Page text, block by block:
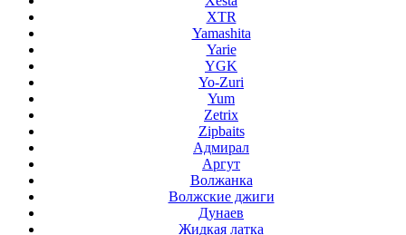
XTR
Yamashita
Yarie
YGK
Yo-Zuri
Yum
Zetrix
Zipbaits
Адмирал
Аргут
Волжанка
Волжские джиги
Дунаев
Жидкая латка